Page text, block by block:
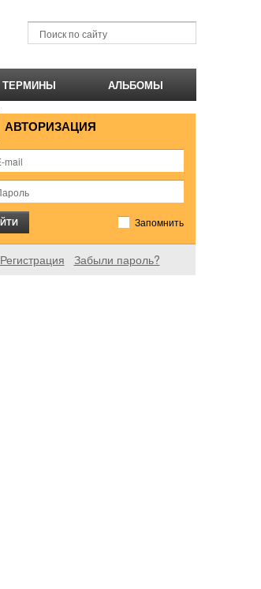
ТЕРМИНЫ АЛЬБОМЫ
АВТОРИЗАЦИЯ
Запомнить
Регистрация Забыли пароль?